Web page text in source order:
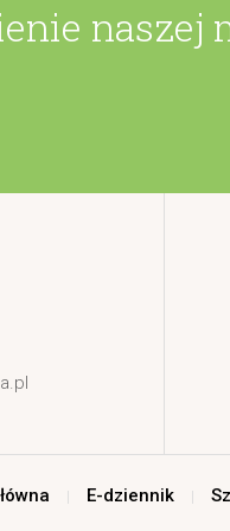
naszej
E-dziennik